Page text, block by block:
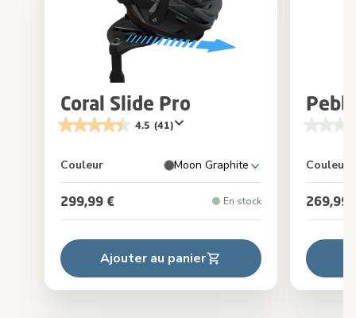
Coral Slide Pro
4.5 (41)
Couleur Moon Graphite
299,99 € En stock
Ajouter au panier
Couleur
269,99